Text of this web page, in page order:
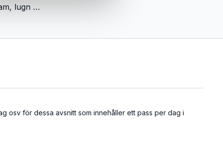
RISE AND SHINE 7. Långsam, lugn och ljuvlig yin
osv för dessa avsnitt som innehåller ett pass per dag i